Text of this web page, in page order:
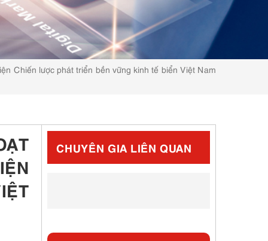
Chiến lược phát triển bền vững kinh tế biển Việt Nam
CHUYÊN GIA LIÊN QUAN